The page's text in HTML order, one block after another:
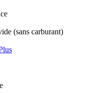
(sans carburant)